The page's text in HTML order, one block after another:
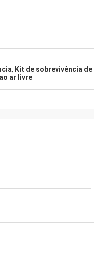
, Kit de sobrevivência
ar livre